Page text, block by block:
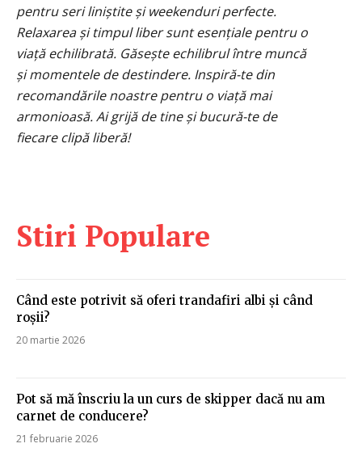
pentru seri liniștite și weekenduri perfecte.
Relaxarea și timpul liber sunt esențiale pentru o
viață echilibrată. Găsește echilibrul între muncă
și momentele de destindere. Inspiră-te din
recomandările noastre pentru o viață mai
armonioasă. Ai grijă de tine și bucură-te de
fiecare clipă liberă!
Stiri Populare
Când este potrivit să oferi trandafiri albi și când
roșii?
20 martie 2026
Pot să mă înscriu la un curs de skipper dacă nu am
carnet de conducere?
21 februarie 2026